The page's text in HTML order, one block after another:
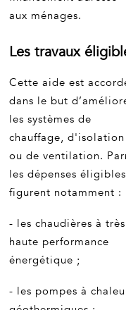
aux ménages.
Les travaux
Cette aide est
dans le but
les systèmes de
chauffage, d'isolation
ou de ventilation.
les dépenses éligibles
figurent notamment :
- les chaudières à très
haute performance
énergétique ;
- les pompes à